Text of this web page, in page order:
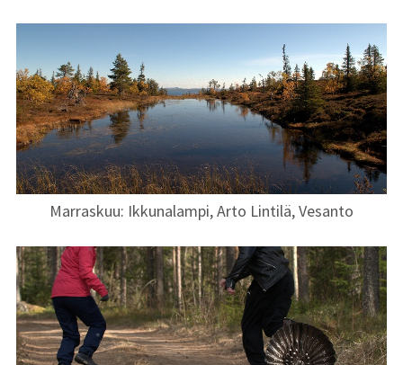
Marraskuu: Ikkunalampi, Arto Lintilä, Vesanto